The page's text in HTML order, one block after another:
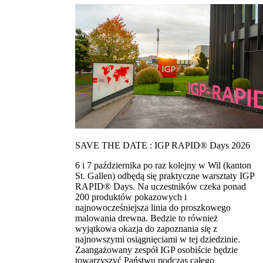
SAVE THE DATE : IGP RAPID® Days 2026
6 i 7 października po raz kolejny w Wil (kanton
St. Gallen) odbędą się praktyczne warsztaty IGP
RAPID® Days. Na uczestników czeka ponad
200 produktów pokazowych i
najnowocześniejsza linia do proszkowego
malowania drewna. Bedzie to również
wyjątkowa okazja do zapoznania się z
najnowszymi osiągnięciami w tej dziedzinie.
Zaangażowany zespół IGP osobiście będzie
towarzyszyć Państwu podczas całego